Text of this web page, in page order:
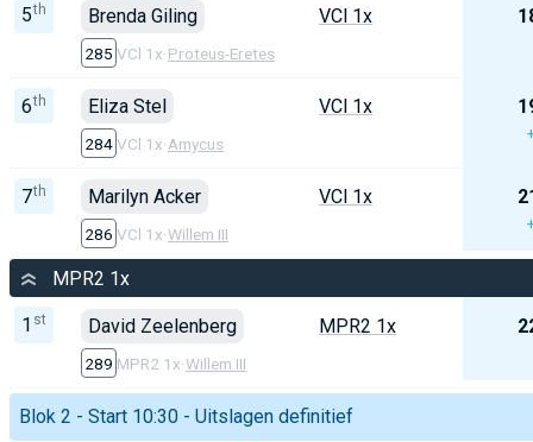
5th Brenda Giling
285 VCl 1x·Proteus-Eretes
VCl 1x
6th Eliza Stel
284VCl 1x·Amycus
VCl 1x
7th Marilyn Acker
286 VCl 1x·Willem III
VCl 1x
MPR2 1x
1 st David Zeelenberg
289 MPR2 1x·Willem III
MPR2 1x
Blok 2 - Start 10:30 - Uitslagen definitief